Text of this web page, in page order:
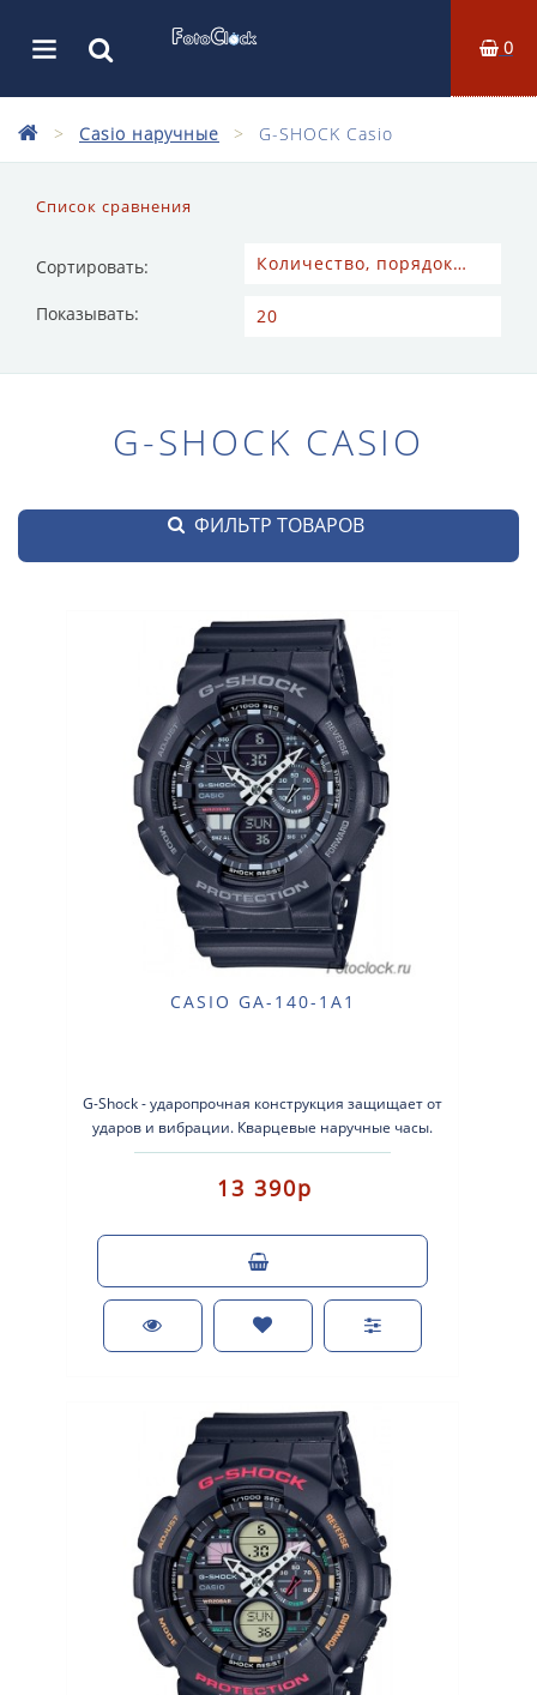
0
Casio наручные G-SHOCK Casio
Список сравнения
Сортировать:
Показывать:
G-SHOCK CASIO
ФИЛЬТР ТОВАРОВ
CASIO GA-140-1A1
G-Shock - ударопрочная конструкция защищает от
ударов и вибрации. Кварцевые наручные часы.
Экран: Стрелки + электроника. ..
13 390р